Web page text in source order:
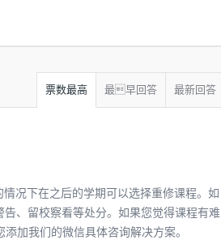
票数最高 最早回答 最新回答
况下在之后的学期可以选择重修课程。如
、留校察看等处分。如果您觉得课程有难
加我们的微信具体咨询解决方案。